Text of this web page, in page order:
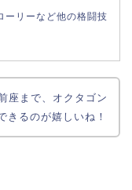
ーリーなど他の格闘技
座まで、オクタゴン
きるのが嬉しいね！